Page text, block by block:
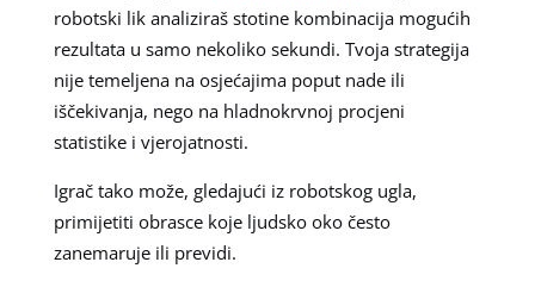
robotski lik analiziraš stotine kombinacija mogućih
rezultata u samo nekoliko sekundi. Tvoja strategija
nije temeljena na osjećajima poput nade ili
iščekivanja, nego na hladnokrvnoj procjeni
statistike i vjerojatnosti.
Igrač tako može, gledajući iz robotskog ugla,
primijetiti obrasce koje ljudsko oko često
zanemaruje ili previdi.